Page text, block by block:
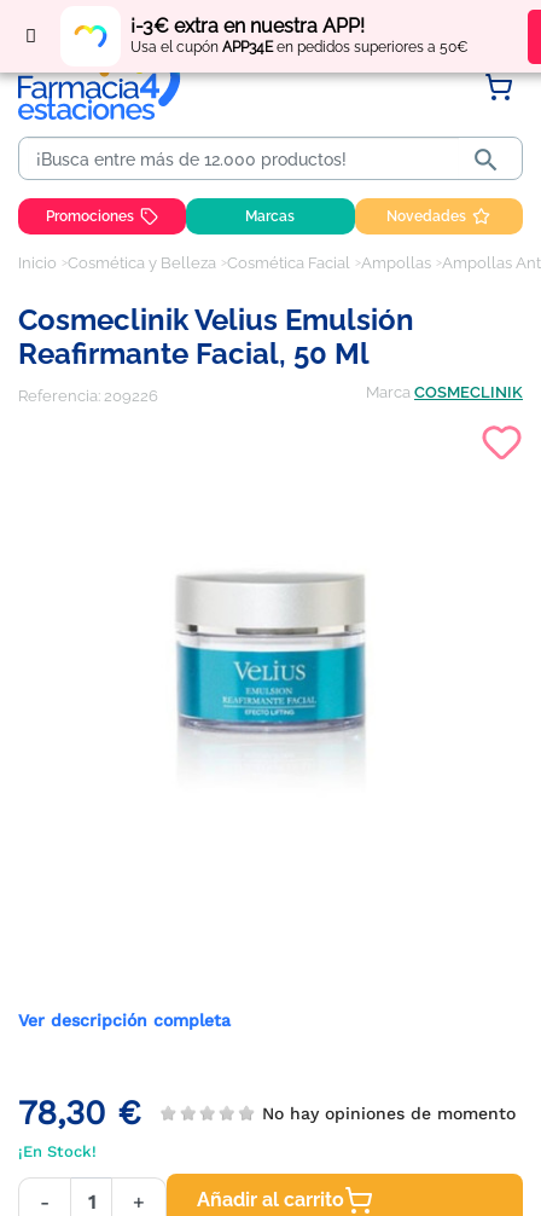
¡-3€ extra en nuestra APP!
Usa el cupón APP34Een pedidos superiores a 50€
Regístratey obtén puntos por tus compras

Promociones Marcas Novedades
Inicio Cosmética y Belleza Cosmética Facial Ampollas Ampollas
Cosmeclinik Velius Emulsión
Reafirmante Facial, 50 Ml
Referencia: 209226 Marca COSMECLINIK
Ver descripción completa
78,30 € No hay opiniones de momento
¡En Stock!
- + Añadir al carrito